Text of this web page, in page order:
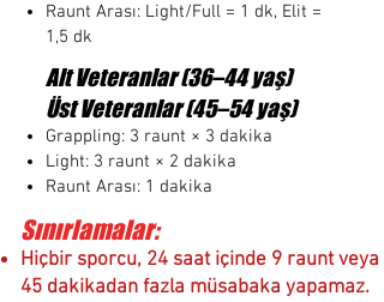
Raunt Arası: Light/Full = 1 dk, Elit =
1,5 dk
Alt Veteranlar (36–44 yaş)
Üst Veteranlar (45–54 yaş)
Grappling: 3 raunt × 3 dakika
Light: 3 raunt × 2 dakika
Raunt Arası: 1 dakika
Sınırlamalar:
Hiçbir sporcu, 24 saat içinde 9 raunt veya
45 dakikadan fazla müsabaka yapamaz.